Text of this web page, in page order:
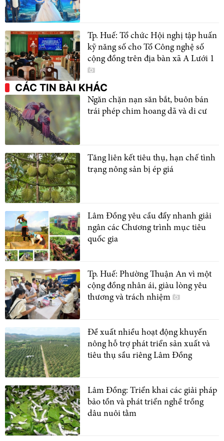
Tp. Huế: Tổ chức Hội nghị tập huấn
kỹ năng số cho Tổ Công nghệ số
cộng đồng trên địa bàn xã A Lưới 1
CÁC TIN BÀI KHÁC
Ngăn chặn nạn săn bắt, buôn bán
trái phép chim hoang dã và di cư
Tăng liên kết tiêu thụ, hạn chế tình
trạng nông sản bị ép giá
Lâm Đồng yêu cầu đẩy nhanh giải
ngân các Chương trình mục tiêu
quốc gia
Tp. Huế: Phường Thuận An vì một
cộng đồng nhân ái, giàu lòng yêu
thương và trách nhiệm
Đề xuất nhiều hoạt động khuyến
nông hỗ trợ phát triển sản xuất và
tiêu thụ sầu riêng Lâm Đồng
Lâm Đồng: Triển khai các giải pháp
bảo tồn và phát triển nghề trồng
dâu nuôi tằm